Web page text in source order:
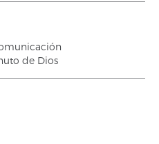
de Dios